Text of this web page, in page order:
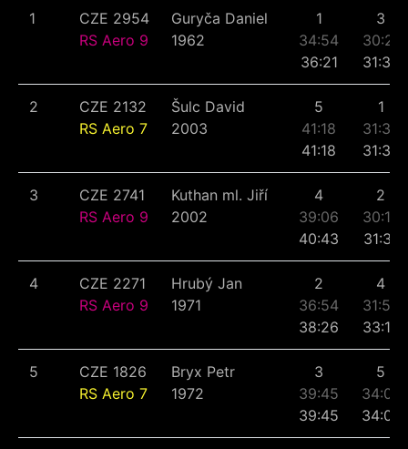
1
CZE 2954
RS Aero 9
Guryča Daniel
1962
1
34:54
36:21
3
30:21
31:36
2
CZE 2132
RS Aero 7
Šulc David
2003
5
41:18
41:18
1
31:38
31:38
3
CZE 2741
RS Aero 9
Kuthan ml. Jiří
2002
4
39:06
40:43
2
30:16
31:31
4
CZE 2271
RS Aero 9
Hrubý Jan
1971
2
36:54
38:26
4
31:54
33:13
5
CZE 1826
RS Aero 7
Bryx Petr
1972
3
39:45
39:45
5
34:07
34:07